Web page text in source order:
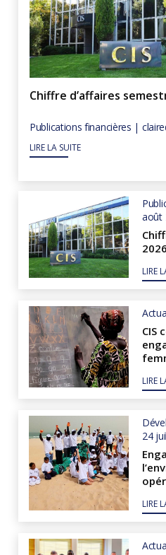
Chiffre d’affaires
Publications financières |
LIRE LA SUITE
août
2026
LIRE
CIS
LIRE
24
LIRE